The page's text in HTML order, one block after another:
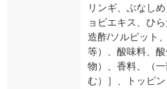
リンギ、ぶなし
ョビエキス、ひ
造酢/ソルビット
等）、酸味料、
物）、香料、（
む）］、トッピン